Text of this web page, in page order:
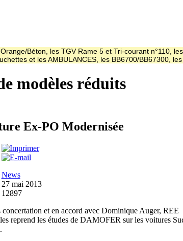
Béton, les TGV Rame 5 et Tri-courant n°110,
et les AMBULANCES, les BB6700/BB67300,
modèles réduits
Ex-PO Modernisée
News
27 mai 2013
12897
concertation et en accord avec Dominique Auger, REE
reprend les études de DAMOFER sur les voitures